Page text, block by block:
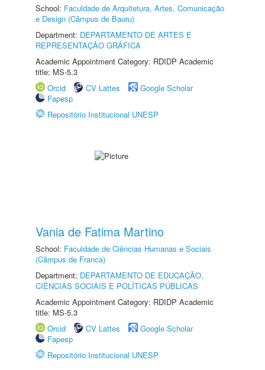
School: Faculdade de Arquitetura, Artes, Comunicação
e Design (Câmpus de Bauru)
Department: DEPARTAMENTO DE ARTES E
REPRESENTAÇÃO GRÁFICA
Academic Appointment Category: RDIDP Academic
title: MS-5.3
Orcid
CV Lattes
Google Scholar
Fapesp
Repositório Institucional UNESP
Vania de Fatima Martino
School: Faculdade de Ciências Humanas e Sociais
(Câmpus de Franca)
Department: DEPARTAMENTO DE EDUCAÇÃO,
CIÊNCIAS SOCIAIS E POLÍTICAS PÚBLICAS
Academic Appointment Category: RDIDP Academic
title: MS-5.3
Orcid
CV Lattes
Google Scholar
Fapesp
Repositório Institucional UNESP